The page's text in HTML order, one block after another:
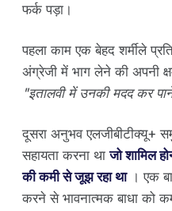
फर्क पड़ा।
पहला काम एक बेहद शर्मीले
अंग्रेजी में भाग लेने की अपनी
"इतालवी में उनकी मदद कर
दूसरा अनुभव एलजीबीटीक्यू+
सहायता करना थाजो शामिल
की कमी से जूझ रहा था। एक
करने से भावनात्मक बाधा को